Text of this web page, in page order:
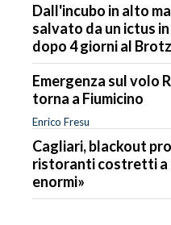
Dall'incubo in alto
salvato da un ictus
dopo 4 giorni al
Emergenza sul volo
torna a Fiumicino
Enrico Fresu
Cagliari, blackout
ristoranti costretti a
enormi»